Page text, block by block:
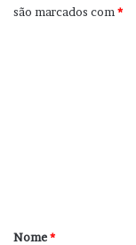
são marcados com *
r
Nome*